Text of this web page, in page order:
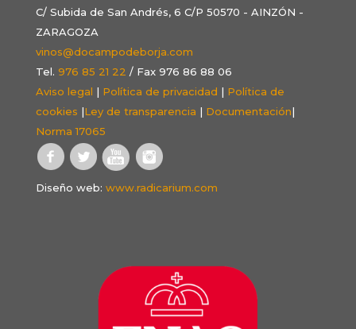
C/ Subida de San Andrés, 6 C/P 50570 - AINZÓN -
ZARAGOZA
vinos@docampodeborja.com
Tel. 976 85 21 22 / Fax 976 86 88 06
Aviso legal | Política de privacidad | Política de
cookies |Ley de transparencia | Documentación|
Norma 17065
Diseño web: www.radicarium.com